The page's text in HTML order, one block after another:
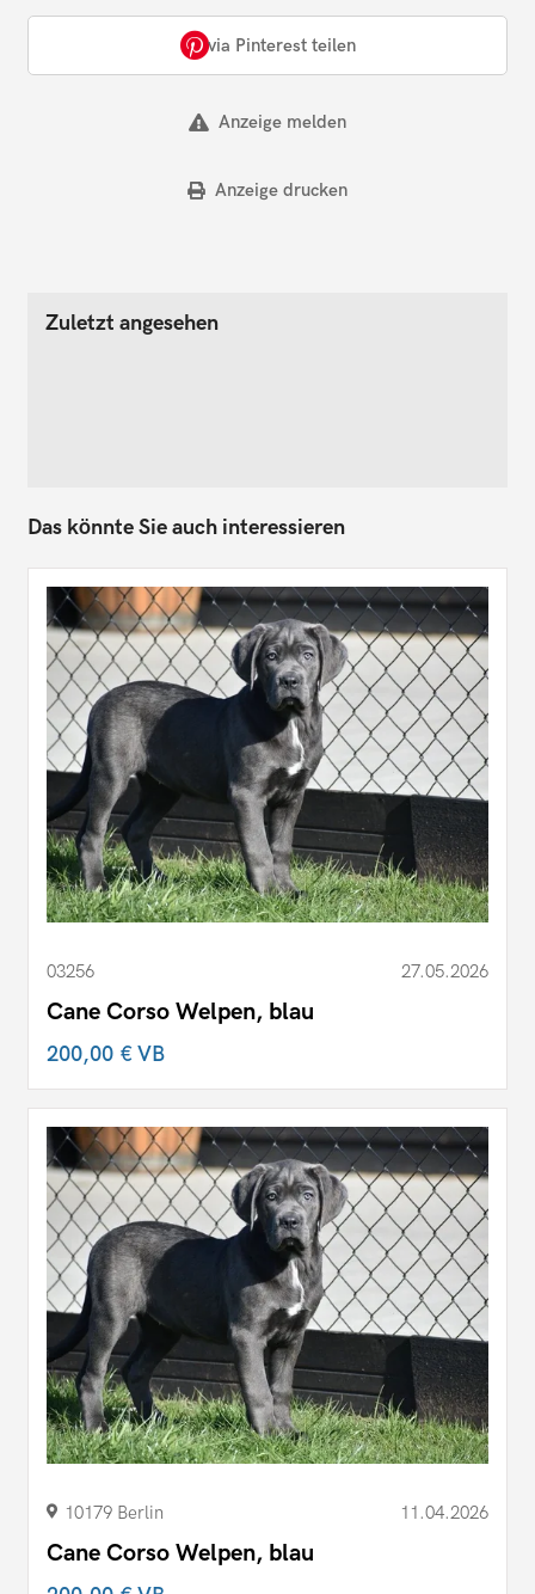
via Pinterest teilen
Anzeige melden
Anzeige drucken
Zuletzt angesehen
Das könnte Sie auch interessieren
03256 27.05.2026
Cane Corso Welpen, blau
200,00 €VB
10179 Berlin 11.04.2026
Cane Corso Welpen, blau